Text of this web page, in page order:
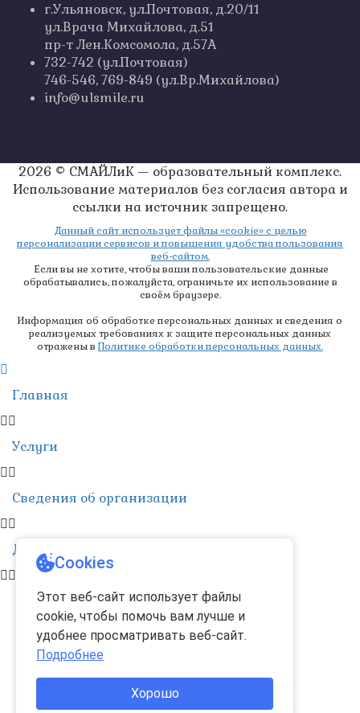
г.Ульяновск, ул.Почтовая, д.20/11
ул.Врача Михайлова, д.51
пр-т Лен.Комсомола, д.57А
732-742 (ул.Почтовая)
746-546, 769-849 (ул.Вр.Михайлова)
info@ulsmile.ru
2026 © СМАЙЛиК — образовательный комплекс.
Использование материалов без согласия автора и
ссылки на источник запрещено.
Данный сайт использует файлы «cookie» с целью
персонализации сервисов и повышения удобства пользования
веб-сайтом.
Если вы не хотите, чтобы ваши пользовательские данные
обрабатывались, пожалуйста, ограничьте их использование в
своём браузере.
Информация об обработке персональных данных и сведения о
реализуемых требованиях к защите персональных данных
отражены в Политике обработки персональных данных.
Главная
Услуги
Сведения об организации
Детский сад
Cookies
Этот веб-сайт использует файлы
cookie, чтобы помочь вам лучше и
удобнее просматривать веб-сайт.
Подробнее
Хорошо